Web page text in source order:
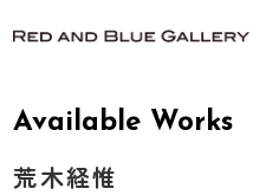
Available Works
荒木経惟